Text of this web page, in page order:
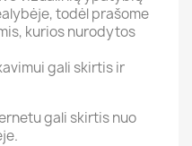
todėl prašome
kurios nurodytos
gali skirtis ir
gali skirtis nuo